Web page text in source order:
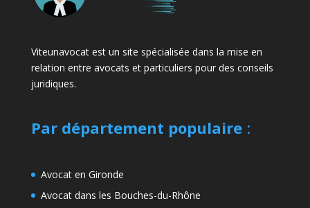
Viteunavocat est un site spécialisée dans la mise en
relation entre avocats et particuliers pour des conseils
juridiques.
Par département populaire:
Avocat en Gironde
Avocat dans les Bouches-du-Rhône